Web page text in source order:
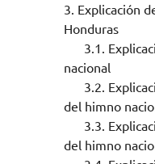
3. Explicación
Honduras
3.1.
nacional
3.2.
del himno
3.3.
del himno